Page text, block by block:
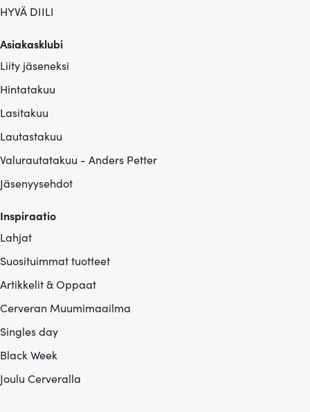
HYVÄ DIILI
Asiakasklubi
Liity jäseneksi
Hintatakuu
Lasitakuu
Lautastakuu
Valurautatakuu - Anders Petter
Jäsenyysehdot
Inspiraatio
Lahjat
Suosituimmat tuotteet
Artikkelit & Oppaat
Cerveran Muumimaailma
Singles day
Black Week
Joulu Cerveralla